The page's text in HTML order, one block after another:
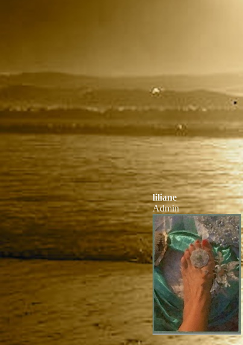
liliane
Admin